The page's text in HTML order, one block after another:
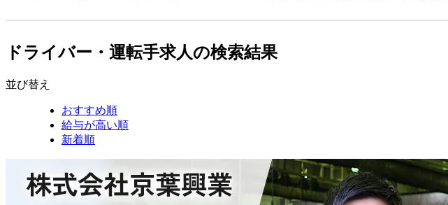
ドライバー・運転手求人の検索結果
並び替え
おすすめ順
給与が高い順
新着順